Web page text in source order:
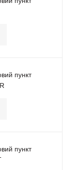
пункт
пункт